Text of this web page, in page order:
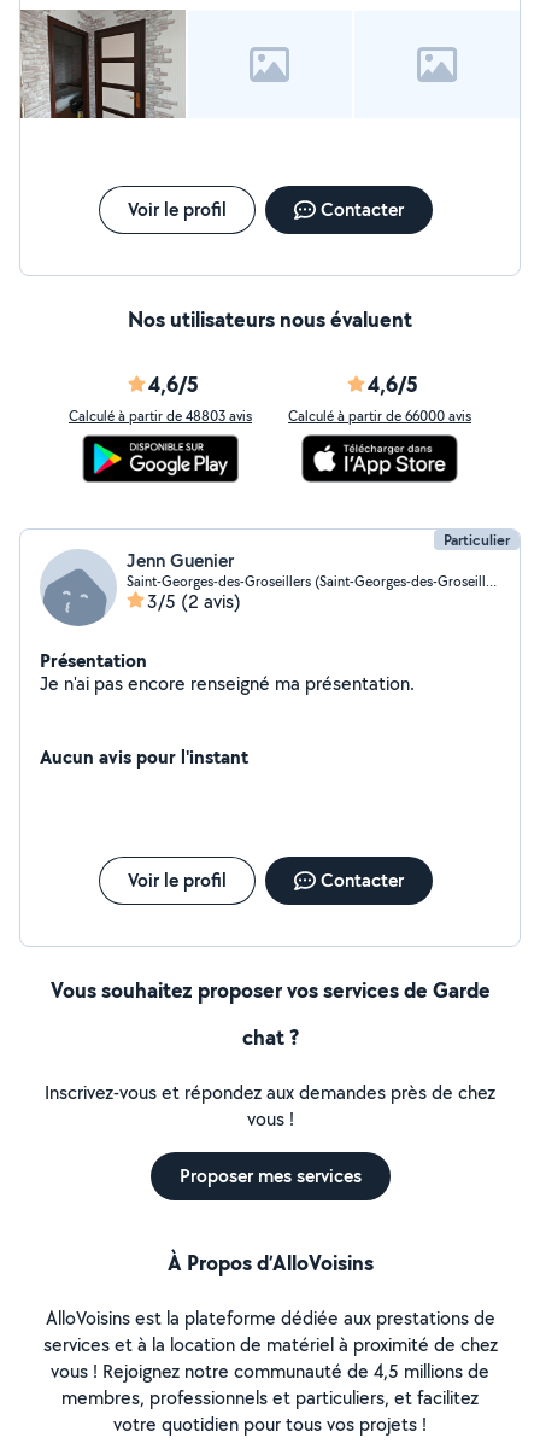
Voir le profil Contacter
Nos utilisateurs nous évaluent
4,6/5
Calculé à partir de 48803 avis
4,6/5
Calculé à partir de 66000 avis
Particulier
Jenn Guenier
Saint-Georges-des-Groseillers (Saint-Georges-des-Groseillers)
3/5 (2 avis)
Présentation
Je n'ai pas encore renseigné ma présentation.
Aucun avis pour l'instant
Voir le profil Contacter
Vous souhaitez proposer vos services de Garde
chat ?
Inscrivez-vous et répondez aux demandes près de chez
vous !
Proposer mes services
À Propos d’AlloVoisins
AlloVoisins est la plateforme dédiée aux prestations de
services et à la location de matériel à proximité de chez
vous ! Rejoignez notre communauté de 4,5 millions de
membres, professionnels et particuliers, et facilitez
votre quotidien pour tous vos projets !